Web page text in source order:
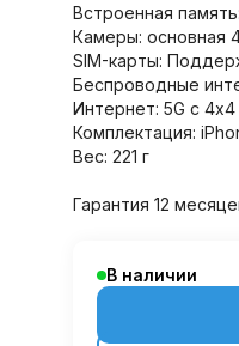
Встроенная
Камеры: основная
SIM-карты:
Беспроводные
Интернет: 5G с 4x4
Комплектация:
Вес: 221 г
Гарантия 12
В наличии